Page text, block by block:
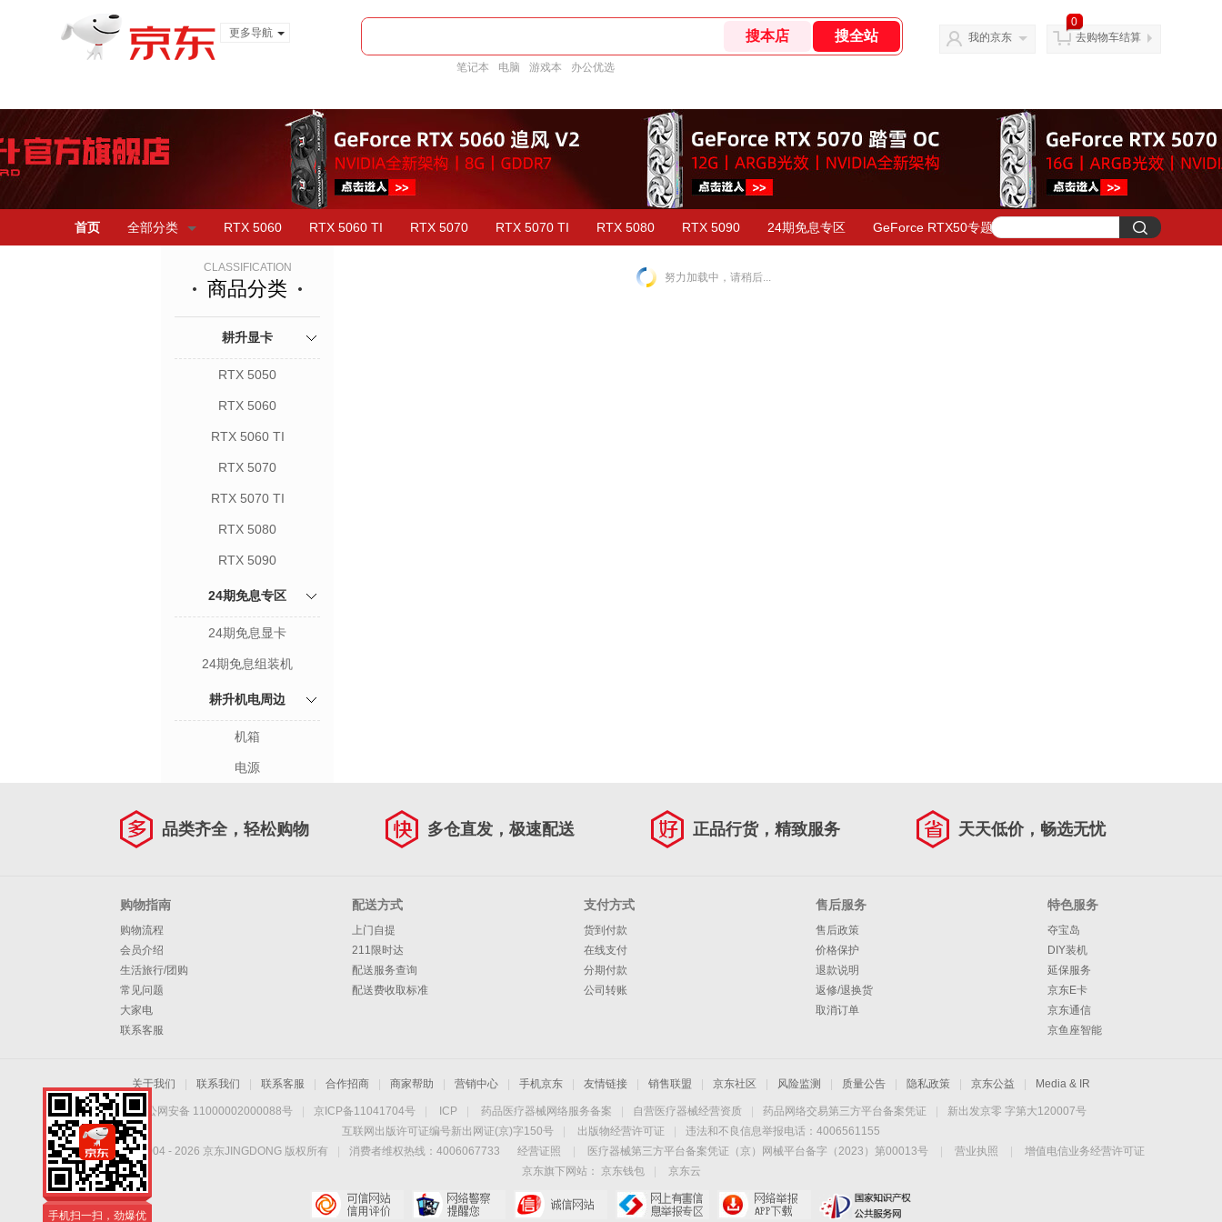
更多导航
笔记本 电脑 游戏本 办公优选
我的京东
0
去购物车结算
首页 全部分类 RTX 5060 RTX 5060 TI RTX 5070 RTX 5070 TI RTX 5080 RTX 5090 24期免息专区 GeForce RTX50专题页
CLASSIFICATION
商品分类
耕升显卡
RTX 5050
RTX 5060
RTX 5060 TI
RTX 5070
RTX 5070 TI
RTX 5080
RTX 5090
24期免息专区
24期免息显卡
24期免息组装机
耕升机电周边
机箱
电源
努力加载中，请稍后...
品类齐全，轻松购物 多仓直发，极速配送 正品行货，精致服务 天天低价，畅选无忧
购物指南
购物流程
会员介绍
生活旅行/团购
常见问题
大家电
联系客服
配送方式
上门自提
211限时达
配送服务查询
配送费收取标准
支付方式
货到付款
在线支付
分期付款
公司转账
售后服务
售后政策
价格保护
退款说明
返修/退换货
取消订单
特色服务
夺宝岛
DIY装机
延保服务
京东E卡
京东通信
京鱼座智能
关于我们 联系我们 联系客服 合作招商 商家帮助 营销中心 手机京东 友情链接 销售联盟 京东社区 风险监测 质量公告 隐私政策 京东公益 Media & IR
京公网安备 11000002000088号 京ICP备11041704号 ICP 药品医疗器械网络服务备案 自营医疗器械经营资质 药品网络交易第三方平台备案凭证
新出发京零 字第大120007号
互联网出版许可证编号新出网证(京)字150号
出版物经营许可证
违法和不良信息举报电话：4006561155
Copyright © 2004 - 2026 京东JINGDONG 版权所有 消费者维权热线：4006067733 经营证照 医疗器械第三方平台备案凭证（京）网械平台备字（2023）第00013号 营业执照
增值电信业务经营许可证
京东旗下网站：
京东钱包
京东云
手机扫一扫，劲爆优
惠触手可得！
手机扫一扫，劲爆优